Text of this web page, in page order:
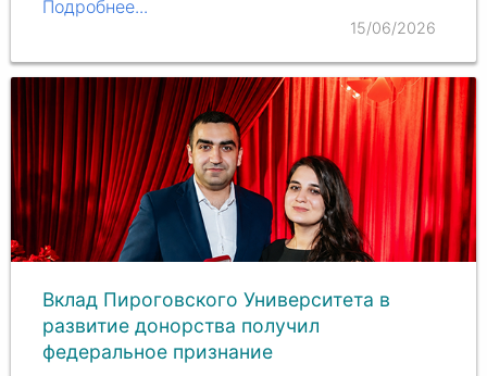
Подробнее...
15/06/2026
Вклад Пироговского Университета в
развитие донорства получил
федеральное признание